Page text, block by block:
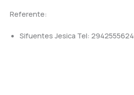
Referente:
Sifuentes Jesica Tel: 2942555624